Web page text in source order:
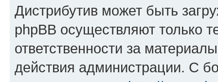
Дистрибутив может быть
phpBB осуществляют только
ответственности за
действия администрации. С